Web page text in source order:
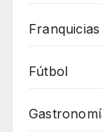
Franquicias
Fútbol